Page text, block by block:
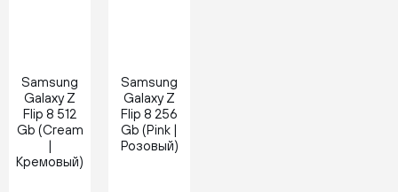
Samsung
Galaxy Z
Flip 8 512
Gb (Cream
|
Кремовый)
Samsung
Galaxy Z
Flip 8 256
Gb (Pink |
Розовый)